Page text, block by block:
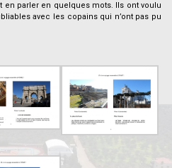
en parler en quelques mots. Ils ont voulu
avec les copains qui n’ont pas pu